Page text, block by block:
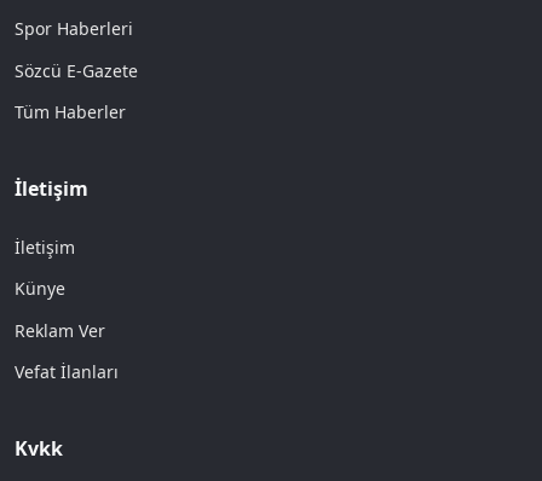
Spor Haberleri
Sözcü E-Gazete
Tüm Haberler
İletişim
İletişim
Künye
Reklam Ver
Vefat İlanları
Kvkk